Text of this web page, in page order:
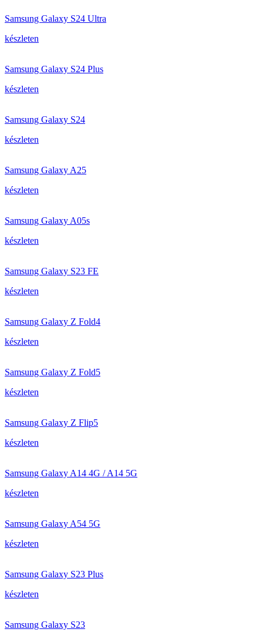
Samsung Galaxy S24 Ultra
készleten
Samsung Galaxy S24 Plus
készleten
Samsung Galaxy S24
készleten
Samsung Galaxy A25
készleten
Samsung Galaxy A05s
készleten
Samsung Galaxy S23 FE
készleten
Samsung Galaxy Z Fold4
készleten
Samsung Galaxy Z Fold5
készleten
Samsung Galaxy Z Flip5
készleten
Samsung Galaxy A14 4G / A14 5G
készleten
Samsung Galaxy A54 5G
készleten
Samsung Galaxy S23 Plus
készleten
Samsung Galaxy S23